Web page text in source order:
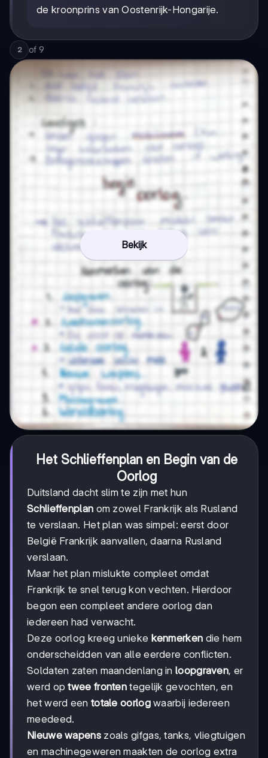
de kroonprins van Oostenrijk-Hongarije.
2 of 9
Bekijk
Het Schlieffenplan en Begin van de
Oorlog
Duitsland dacht slim te zijn met hun
Schlieffenplan om zowel Frankrijk als Rusland
te verslaan. Het plan was simpel: eerst door
België Frankrijk aanvallen, daarna Rusland
verslaan.
Maar het plan mislukte compleet omdat
Frankrijk te snel terug kon vechten. Hierdoor
begon een compleet andere oorlog dan
iedereen had verwacht.
Deze oorlog kreeg unieke kenmerken die hem
onderscheidden van alle eerdere conflicten.
Soldaten zaten maandenlang inloopgraven, er
werd optwee fronten tegelijk gevochten, en
het werd een totale oorlogwaarbij iedereen
meedeed.
Nieuwe wapenszoals gifgas, tanks, vliegtuigen
en machinegeweren maakten de oorlog extra